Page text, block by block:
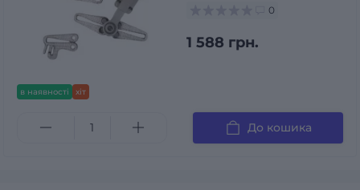
в наявності хіт
0
1 588 грн.
До кошика